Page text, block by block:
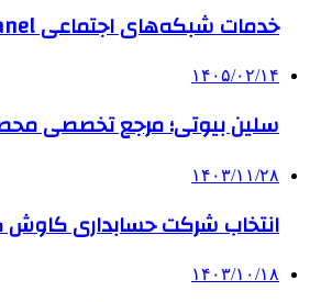
خدمات شبکه‌های اجتماعی 7Panel؛ از جذب مخاطب تا افزایش درآمد
۱۴۰۵/۰۲/۱۴
سلین بیوتی؛ مرجع تخصصی
۱۴۰۳/۱۱/۲۸
انتخاب شرکت حسابداری کاوش
۱۴۰۳/۱۰/۱۸